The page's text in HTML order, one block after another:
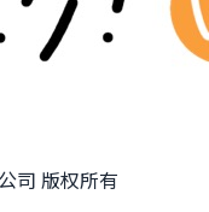
司 版权所有